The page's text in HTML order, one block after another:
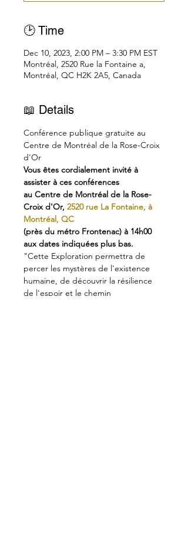
🕑 Time
Dec 10, 2023, 2:00 PM – 3:30 PM EST
Montréal, 2520 Rue la Fontaine a,
Montréal, QC H2K 2A5, Canada
📖 Details
Conférence publique gratuite au
Centre de Montréal de la Rose-Croix
d'Or
Vous êtes cordialement invité à
assister à ces conférences
au Centre de Montréal de la Rose-
Croix d'Or, 2520 rue La Fontaine, à
Montréal, QC
(près du métro Frontenac) à 14h00
aux dates indiquées plus bas.
"Cette Exploration permettra de
percer les mystères de l'existence
humaine, de découvrir la résilience
de l'espoir et le chemin